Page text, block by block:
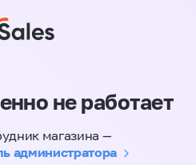
не работает
магазина —
администратора